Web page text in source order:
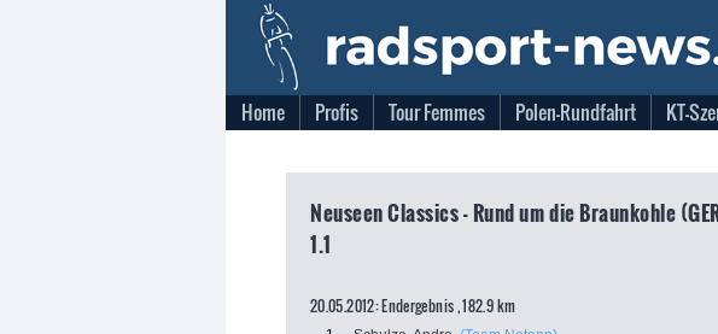
Home Profis Tour Femmes Polen-Rundfahrt KT-
Neuseen Classics - Rund um die Braunkohle
1.1
20.05.2012: Endergebnis , 182.9 km